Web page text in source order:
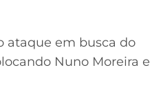
ataque em busca do
Nuno Moreira e